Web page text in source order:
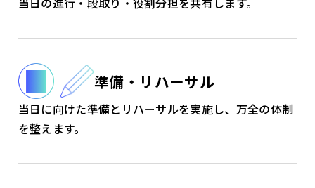
準備・リハーサル
当日に向けた準備とリハーサルを実施し、万全の体制
を整えます。